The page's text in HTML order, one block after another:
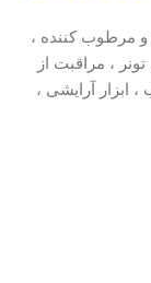
و مرطوب کننده ،
، مراقبت از
ابزار آرایشی ،